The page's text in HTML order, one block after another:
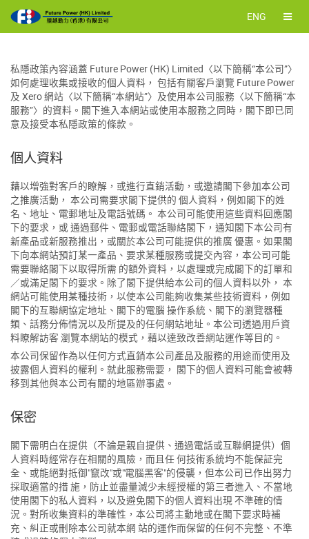
ENG
私隱政策內容涵蓋 Future Power (HK) Limited〈以下簡稱“本公司”〉
如何處理收集或接收的個人資料， 包括有關客戶瀏覽 Future Power
及 Xero 網站〈以下簡稱“本網站”〉及使用本公司服務〈以下簡稱“本
服務”〉的資料。閣下進入本網站或使用本服務之同時，閣下即已同
意及接受本私隱政策的條款。
個人資料
藉以增強對客戶的瞭解，或進行直銷活動，或邀請閣下參加本公司
之推廣活動， 本公司需要求閣下提供的 個人資料，例如閣下的姓
名、地址、電郵地址及電話號碼。 本公司可能使用這些資料回應閣
下的要求，或 通過郵件、電郵或電話聯絡閣下，通知閣下本公司有
新產品或新服務推出，或關於本公司可能提供的推廣 優惠。如果閣
下向本網站預訂某一產品、要求某種服務或提交內容，本公司可能
需要聯絡閣下以取得所需 的額外資料，以處理或完成閣下的訂單和
／或滿足閣下的要求。除了閣下提供給本公司的個人資料以外， 本
網站可能使用某種技術，以使本公司能夠收集某些技術資料，例如
閣下的互聯網協定地址、閣下的電腦 操作系統、閣下的瀏覽器種
類、話務分佈情況以及所提及的任何網站地址。本公司透過用戶資
料瞭解訪客 瀏覽本網站的模式，藉以達致改善網站運作等目的。
本公司保留作為以任何方式直銷本公司產品及服務的用途而使用及
披露個人資料的權利。就此服務需要， 閣下的個人資料可能會被轉
移到其他與本公司有關的地區辦事處。
保密
閣下需明白在提供（不論是親自提供、通過電話或互聯網提供）個
人資料時經常存在相關的風險，而且任 何技術系統均不能保証完
全、或能絕對抵御"竄改"或"電腦黑客"的侵襲，但本公司已作出努力
採取適當的措 施，防止並盡量減少未經授權的第三者進入、不當地
使用閣下的私人資料，以及避免閣下的個人資料出現 不準確的情
況。對所收集資料的準確性，本公司將主動地或在閣下要求時補
充、糾正或刪除本公司就本網 站的運作而保留的任何不完整、不準